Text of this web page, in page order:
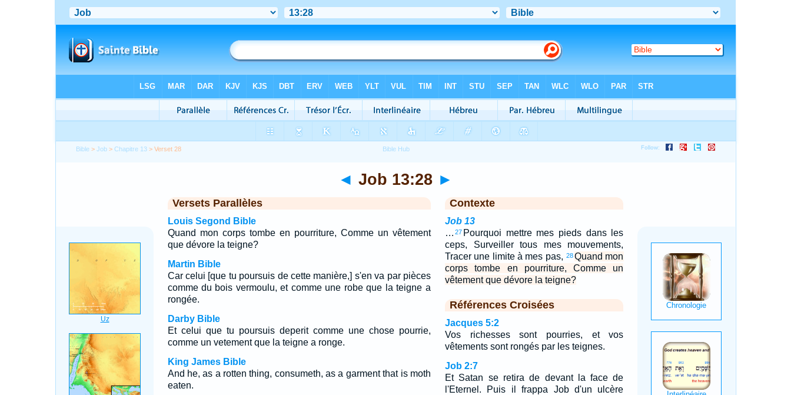
Bible >Job >Chapitre 13 > Verset 28
◄ Job 13:28 ►
Versets Parallèles
Louis Segond Bible
Quand mon corps tombe en pourriture, Comme un vêtement
que dévore la teigne?
Martin Bible
Car celui [que tu poursuis de cette manière,] s'en va par pièces
comme du bois vermoulu, et comme une robe que la teigne a
rongée.
Darby Bible
Et celui que tu poursuis deperit comme une chose pourrie,
comme un vetement que la teigne a ronge.
King James Bible
And he, as a rotten thing, consumeth, as a garment that is moth
eaten.
Contexte
Job 13
… 27 Pourquoi mettre mes pieds dans les
ceps, Surveiller tous mes mouvements,
Tracer une limite à mes pas, 28Quand mon
corps tombe en pourriture, Comme un
vêtement que dévore la teigne?
Références Croisées
Jacques 5:2
Vos richesses sont pourries, et vos
vêtements sont rongés par les teignes.
Job 2:7
Et Satan se retira de devant la face de
l'Eternel. Puis il frappa Job d'un ulcère